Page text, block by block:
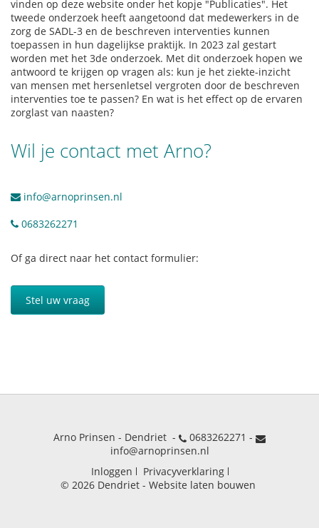
vinden op deze website onder het kopje "Publicaties". Het
tweede onderzoek heeft aangetoond dat medewerkers in de
zorg de SADL-3 en de beschreven interventies kunnen
toepassen in hun dagelijkse praktijk. In 2023 zal gestart
worden met het 3de onderzoek. Met dit onderzoek hopen we
antwoord te krijgen op vragen als: kun je het ziekte-inzicht
van mensen met hersenletsel vergroten door de beschreven
interventies toe te passen? En wat is het effect op de ervaren
zorglast van naasten?
Wil je contact met Arno?
info@arnoprinsen.nl
0683262271
Of ga direct naar het contact formulier:
Stel uw vraag
Arno Prinsen - Dendriet - 0683262271 -
info@arnoprinsen.nl
Inloggen
Privacyverklaring
© 2026 Dendriet- Website laten bouwen